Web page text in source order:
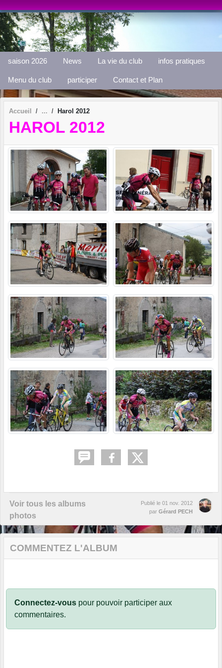
saison 2026 News La vie du club infos pratiques
Menu du club participer Contact et Plan
Accueil Harol 2012
HAROL 2012
Voir tous les albums
photos
Publié le 01 nov. 2012
par Gérard PECH
COMMENTEZ L'ALBUM
Connectez-vous pour pouvoir participer aux
commentaires.